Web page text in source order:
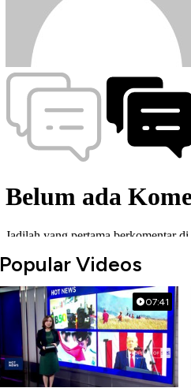
Popular Videos
07:41